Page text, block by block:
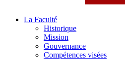
La Faculté
Historique
Mission
Gouvernance
Compétences visées